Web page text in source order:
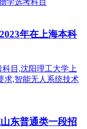
年在上海本科
东普通类一段招